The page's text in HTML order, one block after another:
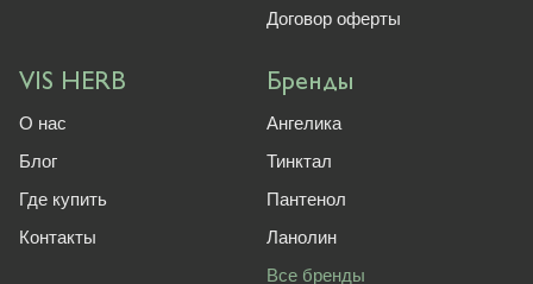
Договор оферты
VIS HERB
О нас
Блог
Где купить
Контакты
Бренды
Ангелика
Тинктал
Пантенол
Ланолин
Все бренды